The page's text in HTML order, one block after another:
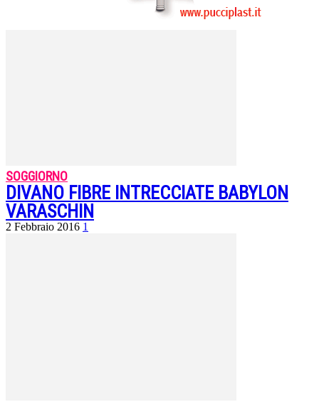
SOGGIORNO
DIVANO FIBRE INTRECCIATE BABYLON
VARASCHIN
2 Febbraio 2016 1